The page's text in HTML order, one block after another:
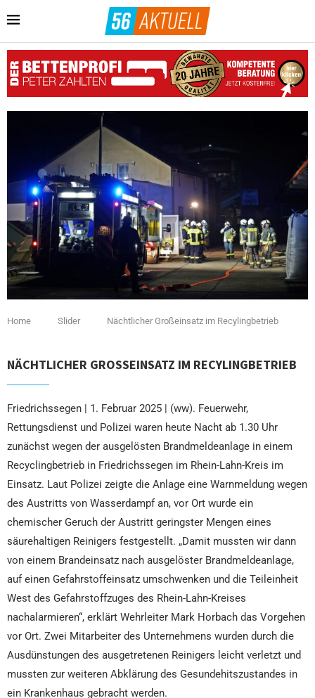
Home Slider Nächtlicher Großeinsatz im Recylingbetrieb
NÄCHTLICHER GROSSEINSATZ IM RECYLINGBETRIEB
Friedrichssegen | 1. Februar 2025 | (ww). Feuerwehr,
Rettungsdienst und Polizei waren heute Nacht ab 1.30 Uhr
zunächst wegen der ausgelösten Brandmeldeanlage in einem
Recyclingbetrieb in Friedrichssegen im Rhein-Lahn-Kreis im
Einsatz. Laut Polizei zeigte die Anlage eine Warnmeldung wegen
des Austritts von Wasserdampf an, vor Ort wurde ein
chemischer Geruch der Austritt geringster Mengen eines
säurehaltigen Reinigers festgestellt. „Damit mussten wir dann
von einem Brandeinsatz nach ausgelöster Brandmeldeanlage,
auf einen Gefahrstoffeinsatz umschwenken und die Teileinheit
West des Gefahrstoffzuges des Rhein-Lahn-Kreises
nachalarmieren“, erklärt Wehrleiter Mark Horbach das Vorgehen
vor Ort. Zwei Mitarbeiter des Unternehmens wurden durch die
Ausdünstungen des ausgetretenen Reinigers leicht verletzt und
mussten zur weiteren Abklärung des Gesundehitszustandes in
ein Krankenhaus gebracht werden.